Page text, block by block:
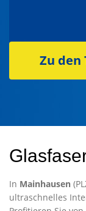
Zu den
In Mainhausen
ultraschnelles